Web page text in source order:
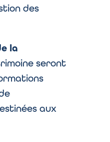
des
la
seront
aux